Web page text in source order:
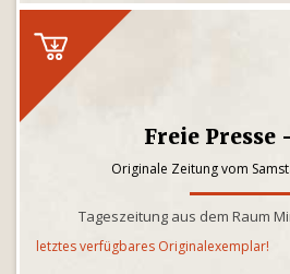
Freie Presse
Originale Zeitung vom
Tageszeitung aus dem Raum
letztes verfügbares Originalexemplar!